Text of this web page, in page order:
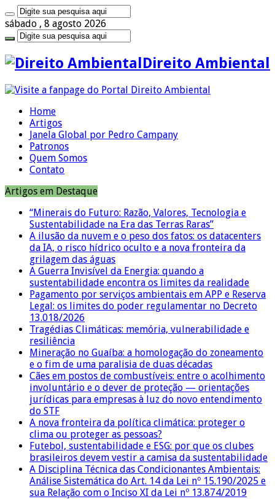
sábado , 8 agosto 2026
Direito Ambiental
Home
Artigos
Janela Global por Pedro Campany
Patronos
Quem Somos
Contato
Artigos em Destaque
“Minerais do Futuro: Razão, Valores, Tecnologia e
Sustentabilidade na Era das Terras Raras”
A ilusão da nuvem e o peso dos fatos: os datacenters
da IA, o risco hídrico oculto e a nova fronteira da
grilagem das águas
A Guerra Invisível da Energia: quando a
sustentabilidade encontra os limites da realidade
Pagamento por serviços ambientais em APP e Reserva
Legal: os limites do poder regulamentar no Decreto
13.018/2026
Tragédias Climáticas: memória, vulnerabilidade e
resiliência
Mineração no Guaíba: a homologação do zoneamento
e o fim de uma paralisia de duas décadas
Cães em postos de combustíveis: entre o acolhimento
involuntário e o dever de proteção — orientações
jurídicas para empresas à luz do novo entendimento
do STF
A nova fronteira da política climática: proteger o
clima ou proteger as pessoas?
Futebol, sustentabilidade e ESG: por que os clubes
brasileiros devem vestir a camisa da sustentabilidade
A Disciplina Técnica das Condicionantes Ambientais:
Análise Sistemática do Art. 14 da Lei nº 15.190/2025 e
sua Relação com o Inciso XI da Lei nº 13.874/2019